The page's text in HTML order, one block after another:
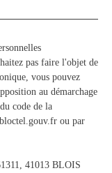
pas faire l'objet de
vous pouvez
au démarchage
code de la
ou par
41013 BLOIS